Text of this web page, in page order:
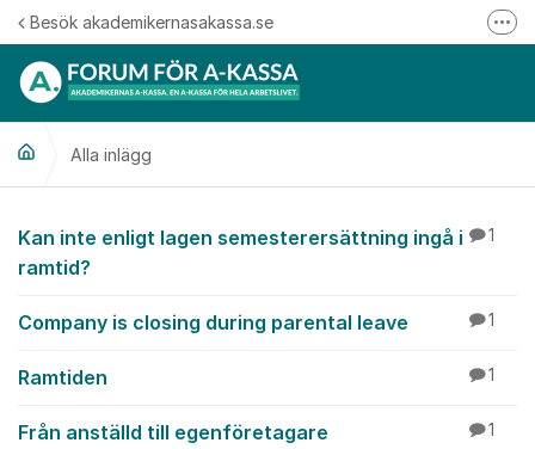
Hoppa till innehåll
Besök akademikernasakassa.se
Alla inlägg
Alla inlägg
Kan inte enligt lagen semesterersättning ingå i
ramtid?
1
Company is closing during parental leave 1
Ramtiden 1
Från anställd till egenföretagare 1